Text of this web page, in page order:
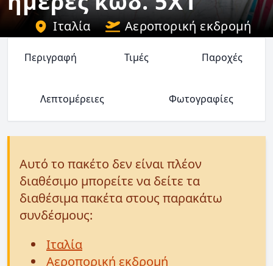
Ιταλία Αεροπορική εκδρομή
Περιγραφή Τιμές Παροχές
Λεπτομέρειες Φωτογραφίες
Αυτό το πακέτο δεν είναι πλέον
διαθέσιμο μπορείτε να δείτε τα
διαθέσιμα πακέτα στους παρακάτω
συνδέσμους:
Ιταλία
Αεροπορική εκδρομή